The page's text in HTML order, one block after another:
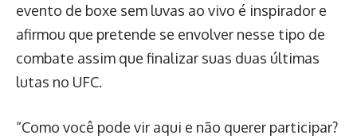
evento de boxe sem luvas ao vivo é inspirador e
afirmou que pretende se envolver nesse tipo de
combate assim que finalizar suas duas últimas
lutas no UFC.
“Como você pode vir aqui e não querer participar?